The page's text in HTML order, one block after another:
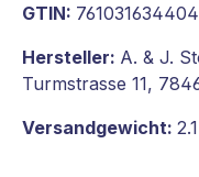
GTIN:
Hersteller: A. & J.
Turmstrasse 11,
Versandgewicht: